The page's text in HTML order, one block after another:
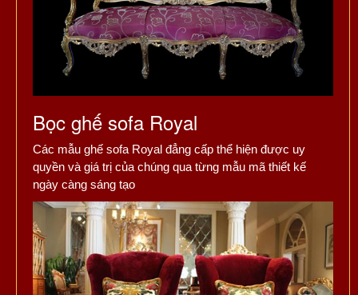
Bọc ghế sofa Royal
Các mẫu ghế sofa Royal đẳng cấp thể hiện được uy
quyền và giá trị của chúng qua từng mẫu mã thiết kế
ngày càng sáng tạo